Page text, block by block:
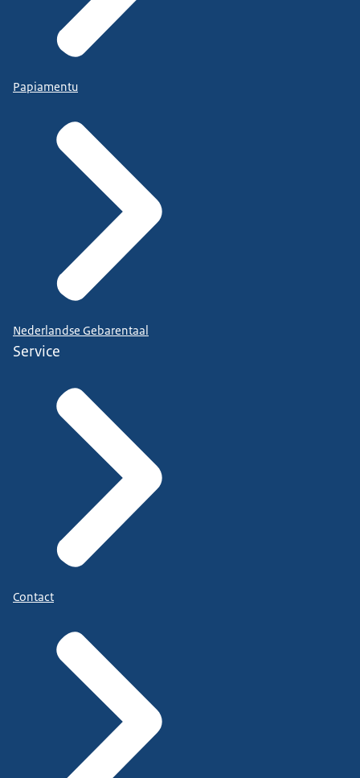
Papiamentu
Nederlandse Gebarentaal
Service
Contact